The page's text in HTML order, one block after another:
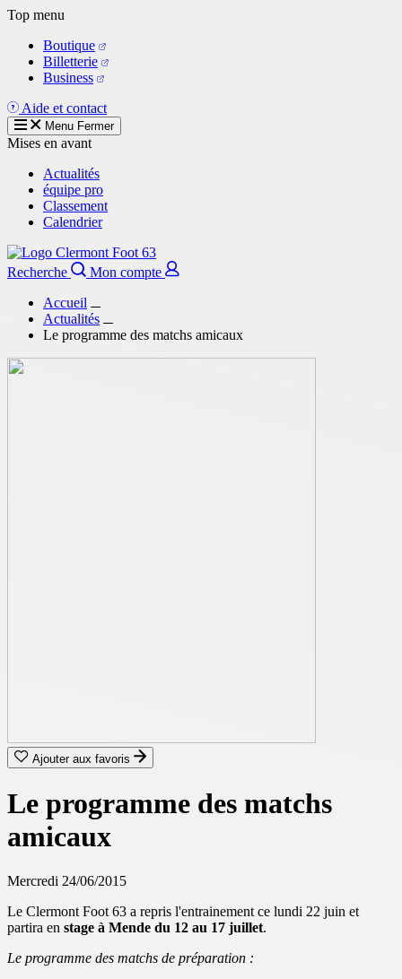
Aller
contenu
principal
Top menu
Boutique
Billetterie
Business
Aide et contact
Menu Fermer
Mises en avant
Actualités
équipe pro
Classement
Calendrier
Recherche
Mon compte
Accueil
Actualités
Le programme des matchs amicaux
Ajouter aux favoris
Le programme des matchs
amicaux
Mercredi 24/06/2015
Le Clermont Foot 63 a repris l'entrainement ce lundi 22 juin et
partira en stage à Mende du 12 au 17 juillet.
Le programme des matchs de préparation :